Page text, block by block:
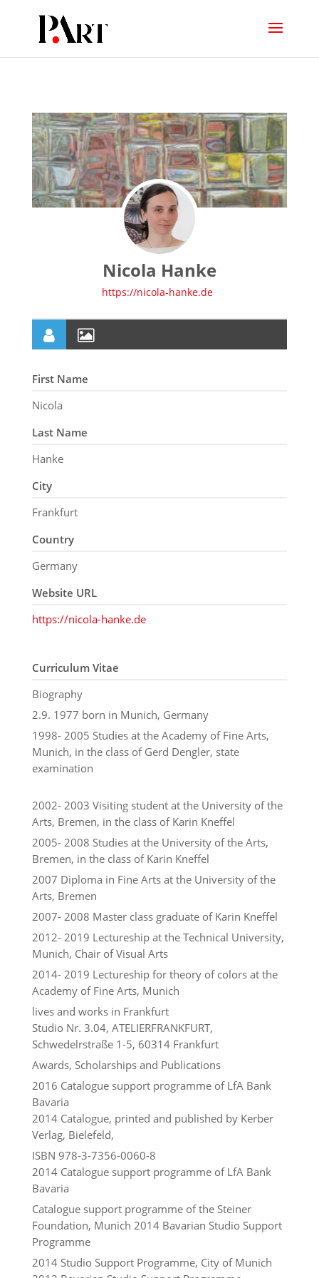
Nicola Hanke
https://nicola-hanke.de
First Name
Nicola
Last Name
Hanke
City
Frankfurt
Country
Germany
Website URL
https://nicola-hanke.de
Curriculum Vitae
Biography
2.9. 1977 born in Munich, Germany
1998- 2005 Studies at the Academy of Fine Arts,
Munich, in the class of Gerd Dengler, state
examination
2002- 2003 Visiting student at the University of the
Arts, Bremen, in the class of Karin Kneffel
2005- 2008 Studies at the University of the Arts,
Bremen, in the class of Karin Kneffel
2007 Diploma in Fine Arts at the University of the
Arts, Bremen
2007- 2008 Master class graduate of Karin Kneffel
2012- 2019 Lectureship at the Technical University,
Munich, Chair of Visual Arts
2014- 2019 Lectureship for theory of colors at the
Academy of Fine Arts, Munich
lives and works in Frankfurt
Studio Nr. 3.04, ATELIERFRANKFURT,
Schwedelrstraße 1-5, 60314 Frankfurt
Awards, Scholarships and Publications
2016 Catalogue support programme of LfA Bank
Bavaria
2014 Catalogue, printed and published by Kerber
Verlag, Bielefeld,
ISBN 978-3-7356-0060-8
2014 Catalogue support programme of LfA Bank
Bavaria
Catalogue support programme of the Steiner
Foundation, Munich 2014 Bavarian Studio Support
Programme
2014 Studio Support Programme, City of Munich